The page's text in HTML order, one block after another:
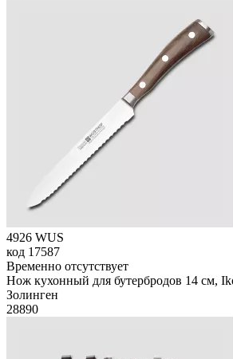
4926 WUS
код 17587
Временно отсутствует
Нож кухонный для бутербродов 14 см,
Золинген
28890